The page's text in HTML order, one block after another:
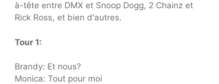
à-tête entre DMX et Snoop Dogg, 2 Chainz et
Rick Ross, et bien d'autres.
Tour 1:
Brandy: Et nous?
Monica: Tout pour moi